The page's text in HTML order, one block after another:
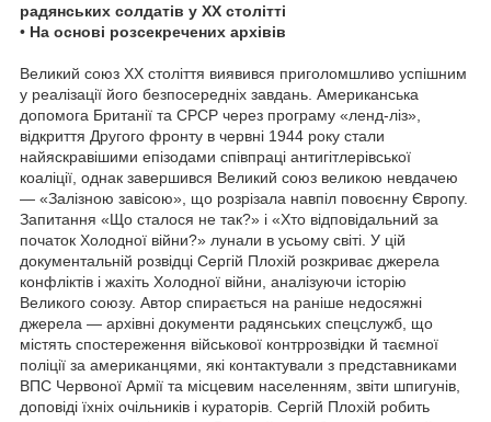
радянських солдатів у ХХ столітті
• На основі розсекречених архівів
Великий союз ХХ століття виявився приголомшливо успішним
у реалізації його безпосередніх завдань. Американська
допомога Британії та СРСР через програму «ленд-ліз»,
відкриття Другого фронту в червні 1944 року стали
найяскравішими епізодами співпраці антигітлерівської
коаліції, однак завершився Великий союз великою невдачею
— «Залізною завісою», що розрізала навпіл повоєнну Європу.
Запитання «Що сталося не так?» і «Хто відповідальний за
початок Холодної війни?» лунали в усьому світі. У цій
документальній розвідці Сергій Плохій розкриває джерела
конфліктів і жахіть Холодної війни, аналізуючи історію
Великого союзу. Автор спирається на раніше недосяжні
джерела — архівні документи радянських спецслужб, що
містять спостереження військової контррозвідки й таємної
поліції за американцями, які контактували з представниками
ВПС Червоної Армії та місцевим населенням, звіти шпигунів,
доповіді їхніх очільників і кураторів. Сергій Плохій робить